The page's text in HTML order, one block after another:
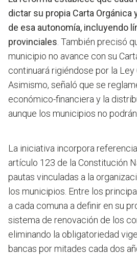
dictar su propia Carta Orgánica
de esa autonomía, incluyendo
provinciales . También precisó
municipio no avance con su
continuará rigiéndose por la Ley
Asimismo, señaló que se
económico-financiera y la
aunque los municipios no
La iniciativa incorpora
artículo 123 de la Constitución
pautas vinculadas a la
los municipios. Entre los
a cada comuna a definir en su
sistema de renovación de los
eliminando la obligatoriedad
bancas por mitades cada dos